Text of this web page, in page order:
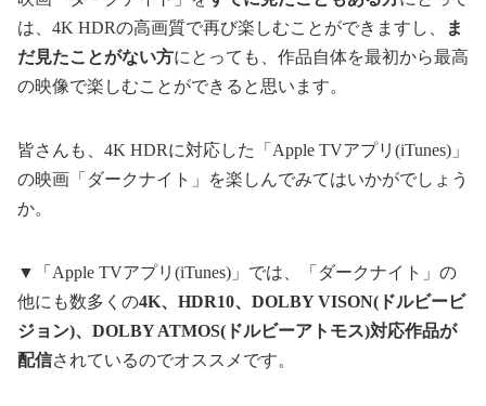
は、4K HDRの高画質で再び楽しむことができますし、
ま
だ見たことがない方にとっても、作品自体を最初から最高
の映像で楽しむことができると思います。
皆さんも、4K HDRに対応した「Apple TVアプリ(iTunes)」
の映画「ダークナイト」を楽しんでみてはいかがでしょう
か。
▼「Apple TVアプリ(iTunes)」では、「ダークナイト」の
他にも数多くの4K、HDR10、DOLBY VISON(ドルビービ
ジョン)、DOLBY ATMOS(ドルビーアトモス)対応作品が
配信されているのでオススメです。